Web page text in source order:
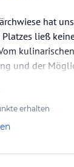
Ihnen das
gesellig
Sie tragen?
nebenan,
Pustertal
hat
Platzes ließ
und der
erhalten